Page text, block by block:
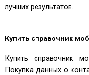
лучших результатов.
Купить справочник
Купить справочник
Покупка данных о